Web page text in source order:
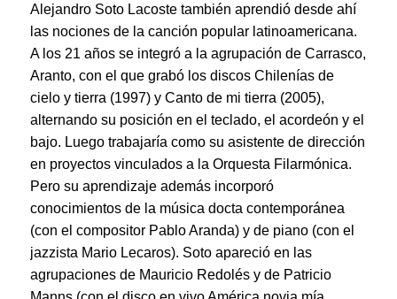
Alejandro Soto Lacoste también aprendió desde ahí
las nociones de la canción popular latinoamericana.
A los 21 años se integró a la agrupación de Carrasco,
Aranto, con el que grabó los discos Chilenías de
cielo y tierra (1997) y Canto de mi tierra (2005),
alternando su posición en el teclado, el acordeón y el
bajo. Luego trabajaría como su asistente de dirección
en proyectos vinculados a la Orquesta Filarmónica.
Pero su aprendizaje además incorporó
conocimientos de la música docta contemporánea
(con el compositor Pablo Aranda) y de piano (con el
jazzista Mario Lecaros). Soto apareció en las
agrupaciones de Mauricio Redolés y de Patricio